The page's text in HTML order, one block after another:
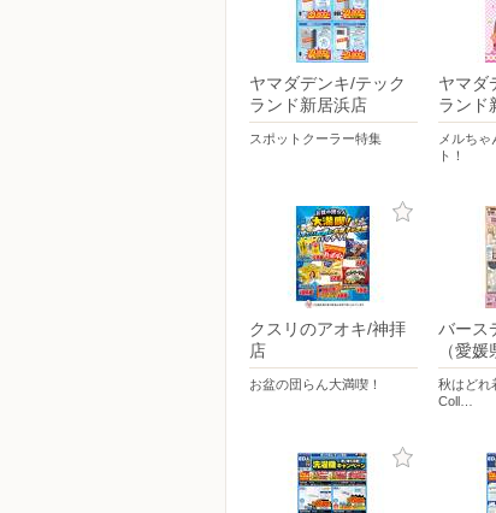
ヤマダデンキ/テック
ランド新居浜店
スポットクーラー特集
ヤマダ
ランド
メルち
ト！
クスリのアオキ/神拝
店
お盆の団らん大満喫！
バース
（愛媛
秋はどれ
Coll…